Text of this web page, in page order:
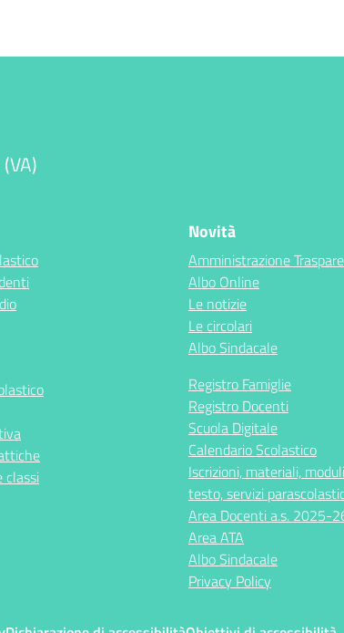
classi
Novità
Amministrazione
Albo Online
Le notizie
Le circolari
Albo Sindacale
Registro Famiglie
Registro Docenti
Scuola Digitale
Calendario Scolastico
Iscrizioni, materiali,
testo, servizi
Area Docenti a.s. 2025-
Area ATA
Albo Sindacale
Privacy Policy